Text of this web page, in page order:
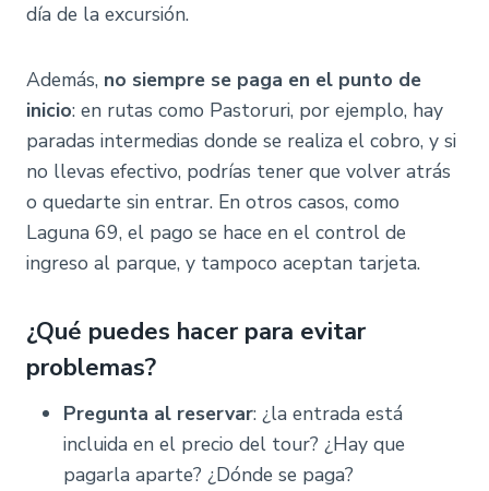
día de la excursión.
Además, no siempre se paga en el punto de
inicio: en rutas como Pastoruri, por ejemplo, hay
paradas intermedias donde se realiza el cobro, y si
no llevas efectivo, podrías tener que volver atrás
o quedarte sin entrar. En otros casos, como
Laguna 69, el pago se hace en el control de
ingreso al parque, y tampoco aceptan tarjeta.
¿Qué puedes hacer para evitar
problemas?
Pregunta al reservar: ¿la entrada está
incluida en el precio del tour? ¿Hay que
pagarla aparte? ¿Dónde se paga?